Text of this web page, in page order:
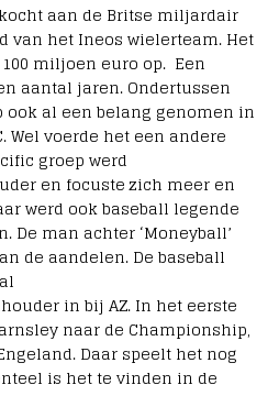
aan de Britse miljardair
van het Ineos wielerteam. Het
miljoen euro op. Een
aantal jaren. Ondertussen
ook al een belang genomen in
Wel voerde het een andere
groep werd
en focuste zich meer en
werd ook baseball legende
De man achter ‘Moneyball’
de aandelen. De baseball
in bij AZ. In het eerste
naar de Championship,
Daar speelt het nog
is het te vinden in de